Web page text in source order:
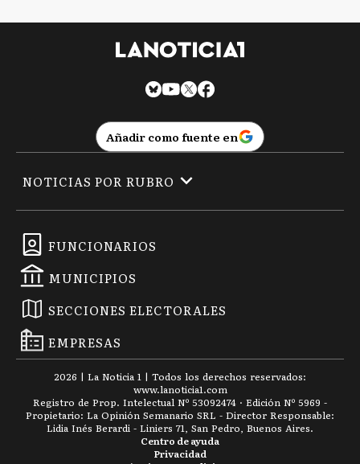
Añadir como fuente en
FUNCIONARIOS
MUNICIPIOS
SECCIONES ELECTORALES
EMPRESAS
NOTICIAS POR RUBRO
2026 | La Noticia 1 | Todos los derechos reservados:
www.lanoticia1.com
Registro de Prop. Intelectual Nº 53092474 · Edición Nº 5969 -
Propietario: La Opinión Semanario SRL - Director Responsable:
Lidia Inés Berardi - Liniers 71, San Pedro, Buenos Aires.
Privacidad
Centro de ayuda